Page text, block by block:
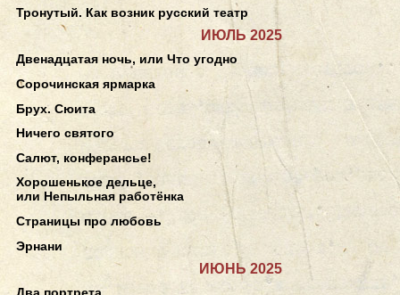
Тронутый. Как возник русский театр
ИЮЛЬ 2025
Двенадцатая ночь, или Что угодно
Сорочинская ярмарка
Брух. Сюита
Ничего святого
Салют, конферансье!
Хорошенькое дельце,
или Непыльная работёнка
Страницы про любовь
Эрнани
ИЮНЬ 2025